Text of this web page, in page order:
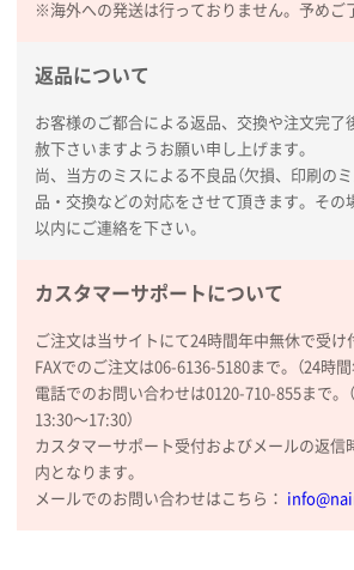
2026年02月16日 14:47
大阪府F社様
【オーダー商品】特別ご注文ページ
2026年02月13日 22:10
ました早く、安く、丁寧につくられ
長野県R社様
陶器マグストレートラウンドリップ
2026年02月09日 14:27
コップの形
※海外への発送は行っておりません。予めご
返品について
お客様のご都合による返品、交換や注文完了
赦下さいますようお願い申し上げます。
尚、当方のミスによる不良品（欠損、印刷の
品・交換などの対応をさせて頂きます。その
以内にご連絡を下さい。
カスタマーサポートについて
ご注文は当サイトにて24時間年中無休で受け
FAXでのご注文は06-6136-5180まで。（24時間
電話でのお問い合わせは0120-710-855まで。
13:30〜17:30）
カスタマーサポート受付およびメールの返信
内となります。
メールでのお問い合わせはこちら：